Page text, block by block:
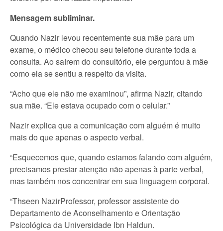
Mensagem subliminar.
Quando Nazir levou recentemente sua mãe para um
exame, o médico checou seu telefone durante toda a
consulta. Ao saírem do consultório, ele perguntou à mãe
como ela se sentiu a respeito da visita.
“Acho que ele não me examinou”, afirma Nazir, citando
sua mãe. “Ele estava ocupado com o celular.”
Nazir explica que a comunicação com alguém é muito
mais do que apenas o aspecto verbal.
“Esquecemos que, quando estamos falando com alguém,
precisamos prestar atenção não apenas à parte verbal,
mas também nos concentrar em sua linguagem corporal.
“Thseen NazirProfessor, professor assistente do
Departamento de Aconselhamento e Orientação
Psicológica da Universidade Ibn Haldun.